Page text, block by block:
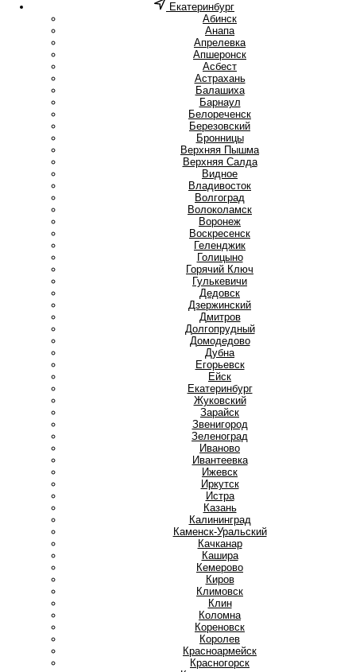
Екатеринбург
Абинск
Анапа
Апрелевка
Апшеронск
Асбест
Астрахань
Балашиха
Барнаул
Белореченск
Березовский
Бронницы
Верхняя Пышма
Верхняя Салда
Видное
Владивосток
Волгоград
Волоколамск
Воронеж
Воскресенск
Геленджик
Голицыно
Горячий Ключ
Гулькевичи
Дедовск
Дзержинский
Дмитров
Долгопрудный
Домодедово
Дубна
Егорьевск
Ейск
Екатеринбург
Жуковский
Зарайск
Звенигород
Зеленоград
Иваново
Ивантеевка
Ижевск
Иркутск
Истра
Казань
Калининград
Каменск-Уральский
Качканар
Кашира
Кемерово
Киров
Климовск
Клин
Коломна
Кореновск
Королев
Красноармейск
Красногорск